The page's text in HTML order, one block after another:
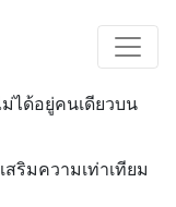
ด้อยู่คนเดียวบน
ริมความเท่าเทียม